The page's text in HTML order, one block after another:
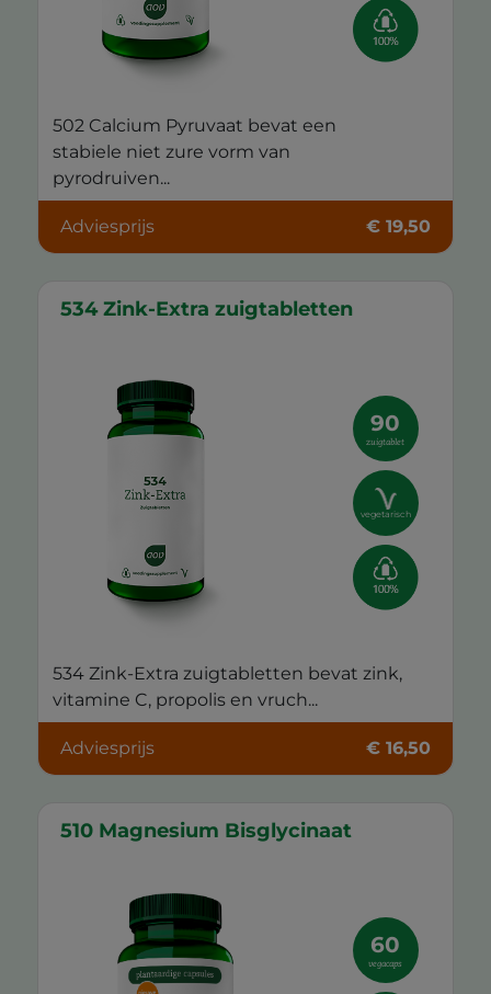
502 Calcium Pyruvaat bevat een
stabiele niet zure vorm van
pyrodruiven...
Adviesprijs € 19,50
534 Zink-Extra zuigtabletten
90
zuigtablet
vegetarisch
534 Zink-Extra zuigtabletten bevat zink,
vitamine C, propolis en vruch...
Adviesprijs € 16,50
510 Magnesium Bisglycinaat
60
vegacaps